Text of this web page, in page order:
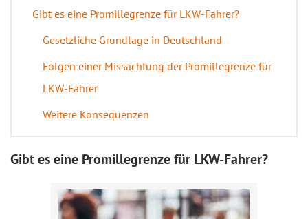
Gibt es eine Promillegrenze für LKW-Fahrer?
Gesetzliche Grundlage in Deutschland
Folgen einer Missachtung der Promillegrenze für
LKW-Fahrer
Weitere Konsequenzen
Gibt es eine Promillegrenze für LKW-Fahrer?